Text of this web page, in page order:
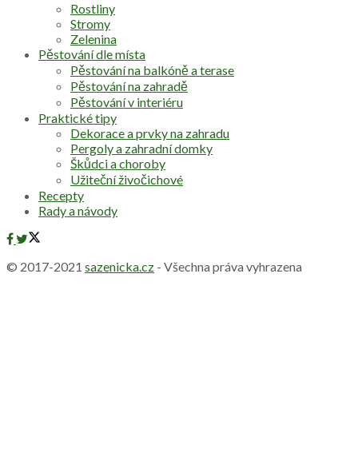
Rostliny
Stromy
Zelenina
Pěstování dle místa
Pěstování na balkóně a terase
Pěstování na zahradě
Pěstování v interiéru
Praktické tipy
Dekorace a prvky na zahradu
Pergoly a zahradní domky
Škůdci a choroby
Užiteční živočichové
Recepty
Rady a návody
© 2017-2021 sazenicka.cz - Všechna práva vyhrazena